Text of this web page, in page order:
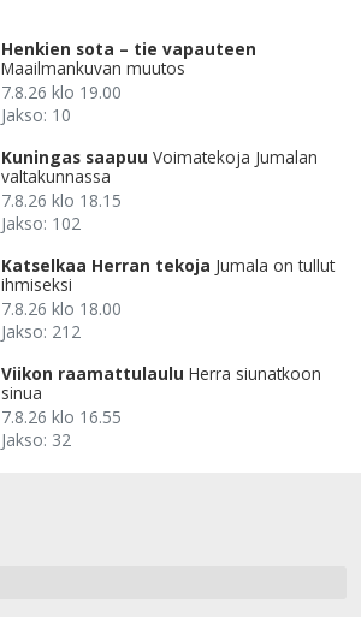
Henkien sota – tie vapauteen
Maailmankuvan muutos
7.8.26 klo 19.00
Jakso: 10
Kuningas saapuu Voimatekoja Jumalan
valtakunnassa
7.8.26 klo 18.15
Jakso: 102
Katselkaa Herran tekoja Jumala on tullut
ihmiseksi
7.8.26 klo 18.00
Jakso: 212
Viikon raamattulaulu Herra siunatkoon
sinua
7.8.26 klo 16.55
Jakso: 32